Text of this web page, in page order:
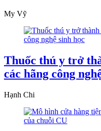
My Vỹ
Thuốc thú y trở
các hãng công
Hạnh Chi